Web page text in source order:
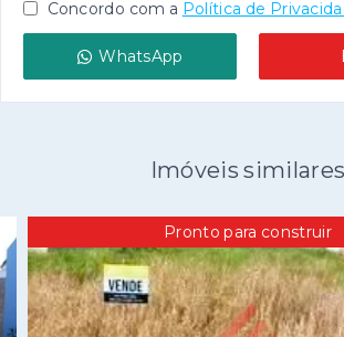
Concordo com a Política de
WhatsApp
Imóveis similares
Pronto para construir